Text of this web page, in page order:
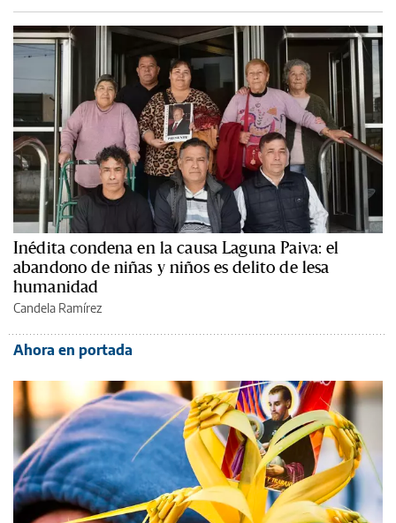
Inédita condena en la causa Laguna Paiva: el
abandono de niñas y niños es delito de lesa
humanidad
Candela Ramírez
Ahora en portada